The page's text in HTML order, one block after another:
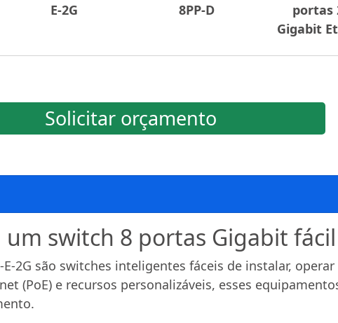
E-2G
8PP-D
portas
Gigabit
Solicitar orçamento
um switch 8 portas Gigabit
2G são switches inteligentes fáceis de instalar,
(PoE) e recursos personalizáveis, esses